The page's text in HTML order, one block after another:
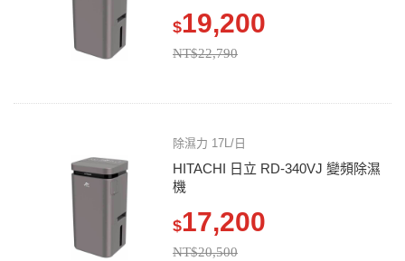
$19,200
NT$22,790
除濕力 17L/日
HITACHI 日立 RD-340VJ 變頻除濕
機
$17,200
NT$20,500